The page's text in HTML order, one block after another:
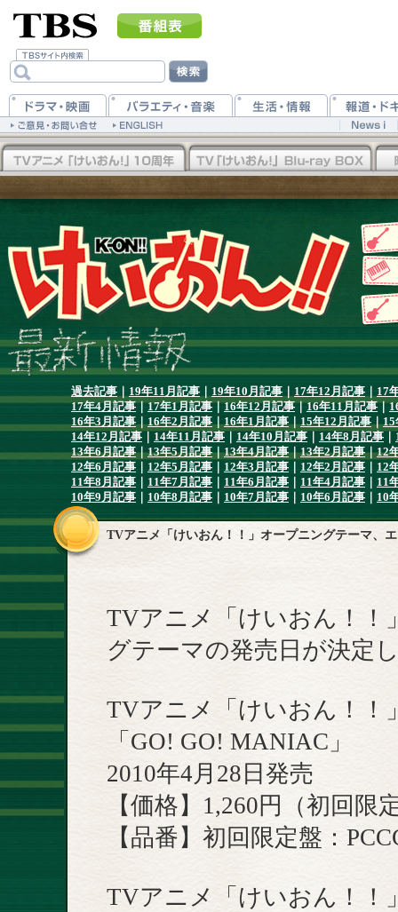
過去記事 19年11月記事 19年10月記事 17年12月記事
17
17年4月記事｜17年1月記事｜16年12月記事｜16年11月記事｜
16年3月記事｜16年2月記事｜16年1月記事｜15年12月記事｜15
14年12月記事
14年11月記事 14年10月記事 14年8月記事
13年6月記事｜13年5月記事｜13年4月記事｜13年2月記事｜12
12年6月記事
12年5月記事 12年3月記事 12年2月記事
12
11年8月記事
11年7月記事 11年6月記事 11年4月記事
11
10年9月記事
10年8月記事 10年7月記事 10年6月記事 10
TVアニメ「けいおん！！」オープニングテーマ、
TVアニメ「けいおん！！
グテーマの発売日が決定
TVアニメ「けいおん！！
「GO! GO! MANIAC」
2010年4月28日発売
【価格】1,260円（初回限
【品番】初回限定盤：
TVアニメ「けいおん！！